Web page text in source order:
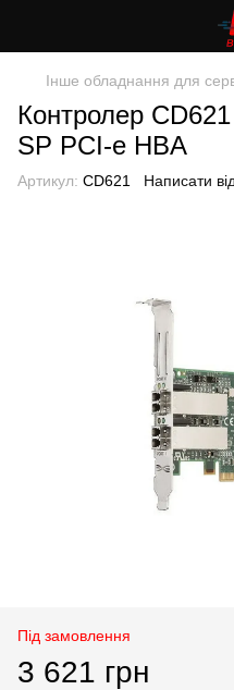
Інше обладнання для
Контролер
SP PCI-e HBA
Артикул: CD621 Написати
Під замовлення
3 621 грн